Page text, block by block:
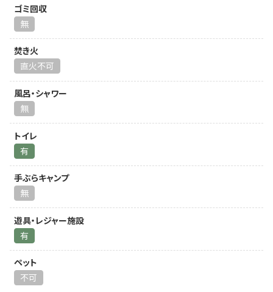
ゴミ回収
無
焚き火
直火不可
風呂・シャワー
無
トイレ
有
手ぶらキャンプ
無
遊具・レジャー施設
有
ペット
不可